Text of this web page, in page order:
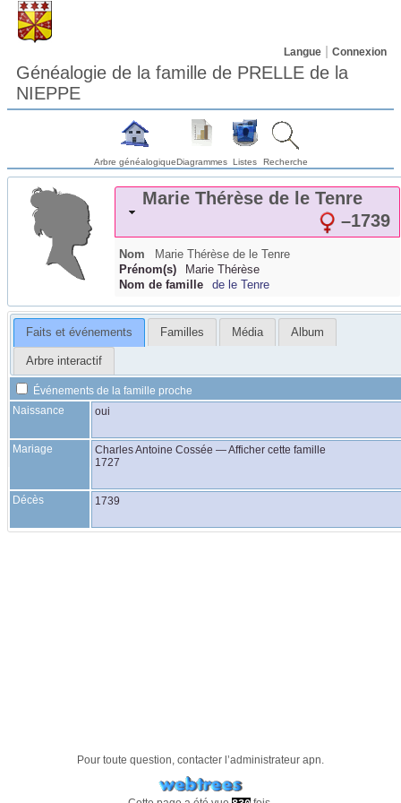
Langue Connexion
Généalogie de la famille de PRELLE de la
NIEPPE
Arbre généalogiqueDiagrammes Listes Recherche
Marie Thérèse de le Tenre
–1739
Nom Marie Thérèse de le Tenre
Prénom(s)
Marie Thérèse
Nom de famille
de le Tenre
Faits et événements Familles Média Album
Arbre interactif
Événements de la famille proche
Naissance
oui
Mariage Charles Antoine Cossée —Afficher cette famille
1727
Décès 1739
Pour toute question, contacter l’administrateur apn.